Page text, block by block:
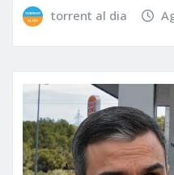
torrent al dia